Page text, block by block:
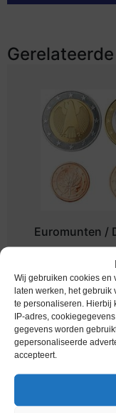
Wij gebruiken cookies en
laten werken, het gebruik
te personaliseren. Hierbij
IP-adres,
gegevens worden
gepersonaliseerde
accepteert.
Euromunten /